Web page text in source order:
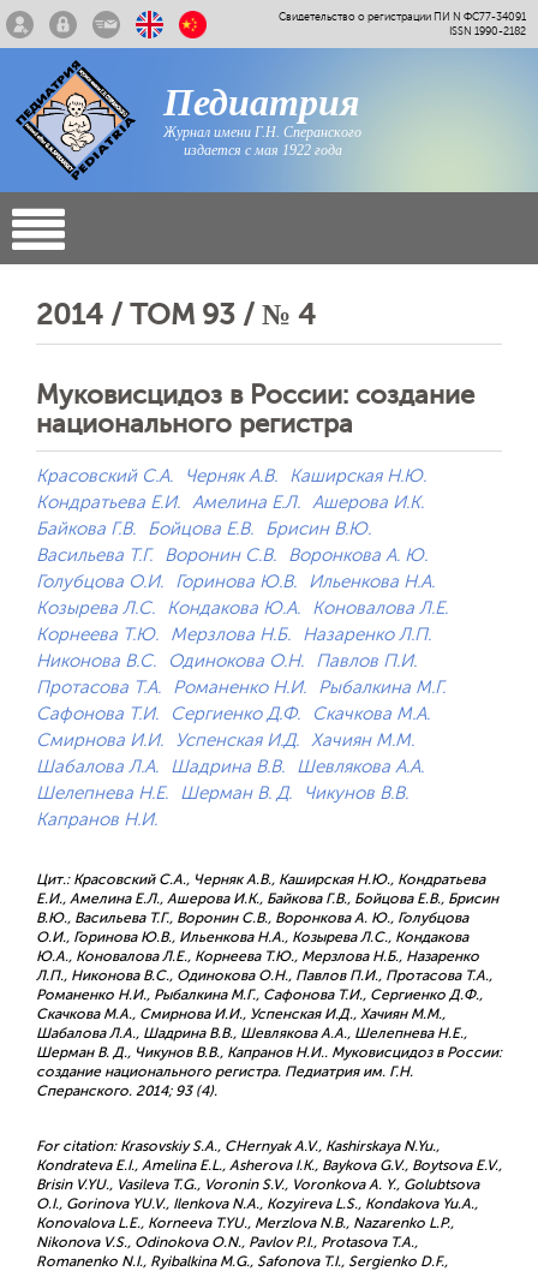
Свидетельство о регистрации ПИ N ФС77-34091
ISSN 1990-2182
Педиатрия
Журнал имени Г.Н. Сперанского
издается с мая 1922 года
2014 / ТОМ 93 / № 4
Муковисцидоз в России: создание
национального регистра
Красовский С.А. Черняк А.В.
Каширская Н.Ю.
Кондратьева Е.И. Амелина Е.Л. Ашерова И.К.
Байкова Г.В.
Бойцова Е.В.
Брисин В.Ю.
Васильева Т.Г.
Воронин С.В.
Воронкова А. Ю.
Голубцова О.И.
Горинова Ю.В.
Ильенкова Н.А.
Козырева Л.С.
Кондакова Ю.А.
Коновалова Л.Е.
Корнеева Т.Ю.
Мерзлова Н.Б.
Назаренко Л.П.
Никонова В.С.
Одинокова О.Н.
Павлов П.И.
Протасова Т.А.
Романенко Н.И.
Рыбалкина М.Г.
Сафонова Т.И.
Сергиенко Д.Ф.
Скачкова М.А.
Смирнова И.И.
Успенская И.Д. Хачиян М.M.
Шабалова Л.А.
Шадрина В.В.
Шевлякова А.А.
Шелепнева Н.Е.
Шерман В. Д.
Чикунов В.В.
Капранов Н.И.
Цит.: Красовский С.А., Черняк А.В., Каширская Н.Ю., Кондратьева
Е.И., Амелина Е.Л., Ашерова И.К., Байкова Г.В., Бойцова Е.В., Брисин
В.Ю., Васильева Т.Г., Воронин С.В., Воронкова А. Ю., Голубцова
О.И., Горинова Ю.В., Ильенкова Н.А., Козырева Л.С., Кондакова
Ю.А., Коновалова Л.Е., Корнеева Т.Ю., Мерзлова Н.Б., Назаренко
Л.П., Никонова В.С., Одинокова О.Н., Павлов П.И., Протасова Т.А.,
Романенко Н.И., Рыбалкина М.Г., Сафонова Т.И., Сергиенко Д.Ф.,
Скачкова М.А., Смирнова И.И., Успенская И.Д., Хачиян М.M.,
Шабалова Л.А., Шадрина В.В., Шевлякова А.А., Шелепнева Н.Е.,
Шерман В. Д., Чикунов В.В., Капранов Н.И.. Муковисцидоз в России:
создание национального регистра. Педиатрия им. Г.Н.
Сперанского. 2014; 93 (4).
For citation: Krasovskiy S.A., CHernyak A.V., Kashirskaya N.Yu.,
Kondrateva E.I., Amelina E.L., Asherova I.K., Baykova G.V., Boytsova E.V.,
Brisin V.YU., Vasileva T.G., Voronin S.V., Voronkova A. Y., Golubtsova
O.I., Gorinova YU.V., Ilenkova N.A., Kozyireva L.S., Kondakova Yu.А.,
Konovalova L.E., Korneeva T.YU., Merzlova N.B., Nazarenko L.P.,
Nikonova V.S., Odinokova O.N., Pavlov P.I., Protasova T.A.,
Romanenko N.I., Ryibalkina M.G., Safonova T.I., Sergienko D.F.,